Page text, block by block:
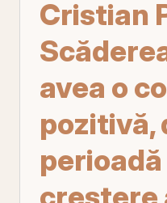
Cristian
avea o
pozitivă,
perioadă